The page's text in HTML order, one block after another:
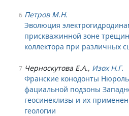
6 Петров М.Н.
Эволюция
прискважинной зоне
коллектора при различных
7 Черноскутова Е.А., Изох Н.Г.
Франские конодонты
фациальной подзоны
геосинеклизы и их
геологии